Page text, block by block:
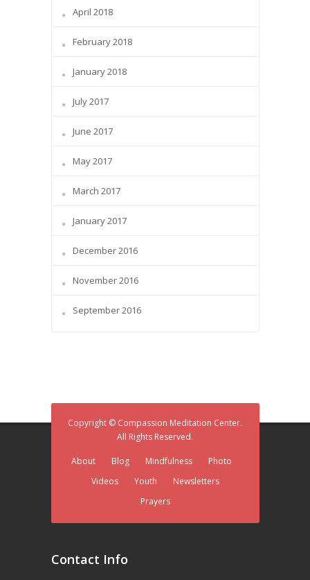
April 2018
February 2018
January 2018
July 2017
June 2017
May 2017
March 2017
January 2017
December 2016
November 2016
September 2016
Copyright © Compassion Meditation Center.
All Rights Reserved.
About Blog Mindfulness
Photo
Videos
Youth
Newsletters
Prayers
Contact Info